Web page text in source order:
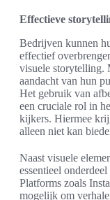
Effectieve
Bedrijven kunnen
effectief
visuele storytelling.
aandacht van hun
Het gebruik van
een cruciale rol in
kijkers. Hiermee
alleen niet kan
Naast visuele
essentieel
Platforms zoals
mogelijk om